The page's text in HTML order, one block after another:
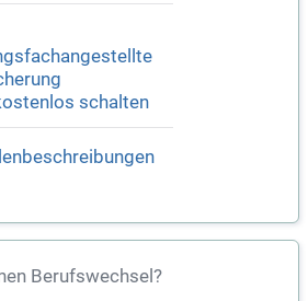
schalten
Berufswechsel?